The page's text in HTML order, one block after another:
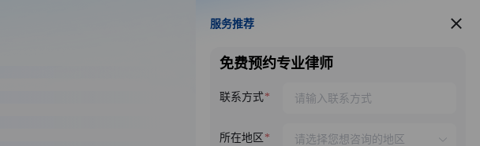
服务推荐
服务推荐
免费预约专业律师
联系方式
所在地区